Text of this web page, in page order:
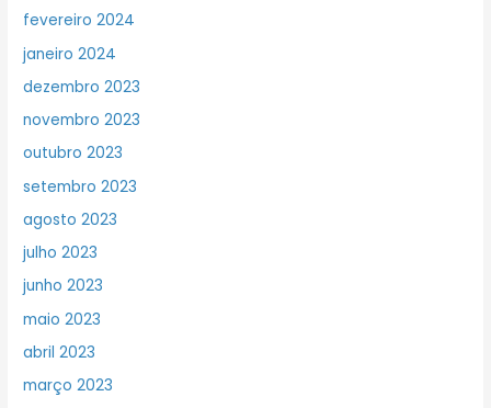
fevereiro 2024
janeiro 2024
dezembro 2023
novembro 2023
outubro 2023
setembro 2023
agosto 2023
julho 2023
junho 2023
maio 2023
abril 2023
março 2023